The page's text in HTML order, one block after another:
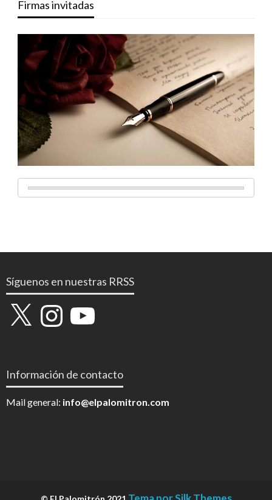
Firmas invitadas
Síguenos en nuestras RRSS
X InstagramYouTube
Información de contacto
Mail general: info@elpalomitron.com